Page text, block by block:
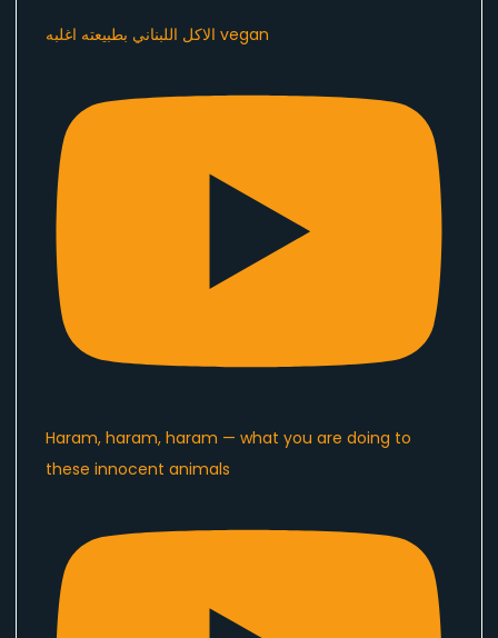
الاكل اللبناني بطبيعته اغلبه vegan
Haram, haram, haram — what you are doing to
these innocent animals